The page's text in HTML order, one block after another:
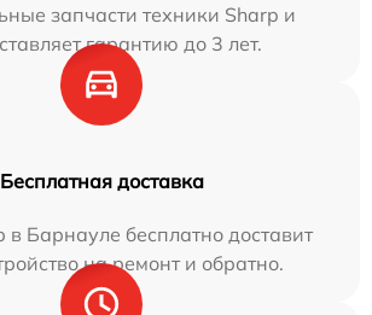
запчасти техники Sharp и
гарантию до 3 лет.
Бесплатная доставка
Барнауле бесплатно доставит
на ремонт и обратно.